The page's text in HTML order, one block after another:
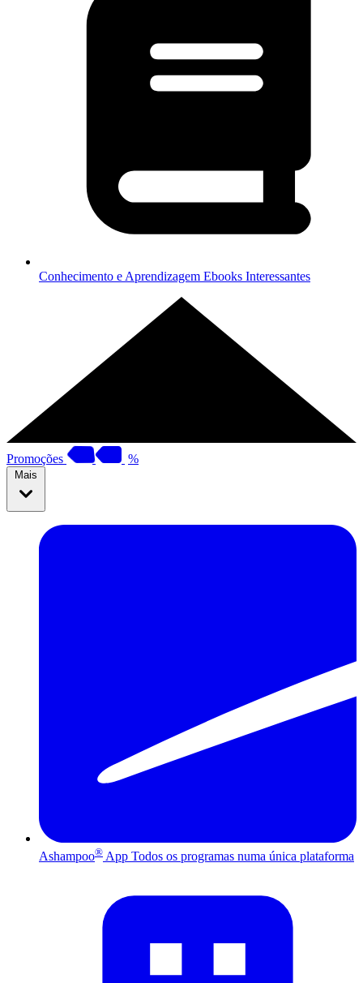
Conhecimento e Aprendizagem Ebooks Interessantes
Promoções %
Mais
Ashampoo® App Todos os programas numa única plataforma